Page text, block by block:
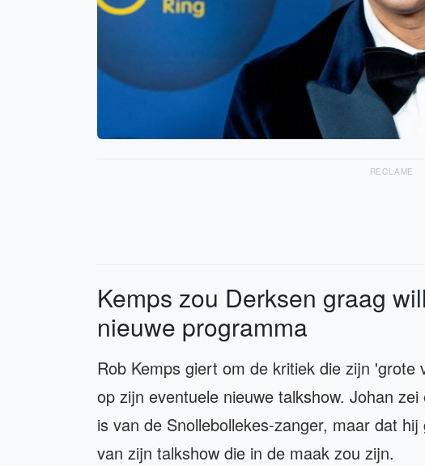
RECLAME
Kemps zou Derksen graag
nieuwe programma
Rob Kemps giert om de kritiek die zijn
op zijn eventuele nieuwe talkshow. Johan zei
is van de Snollebollekes-zanger, maar dat
van zijn talkshow die in de maak zou zijn.